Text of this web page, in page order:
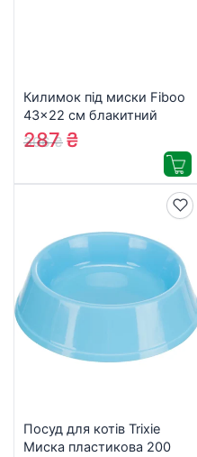
Килимок під миски Fiboo
43×22 см блакитний
(FIB0017)
306₴
287₴
Посуд для котів Trixie
Миска пластикова 200